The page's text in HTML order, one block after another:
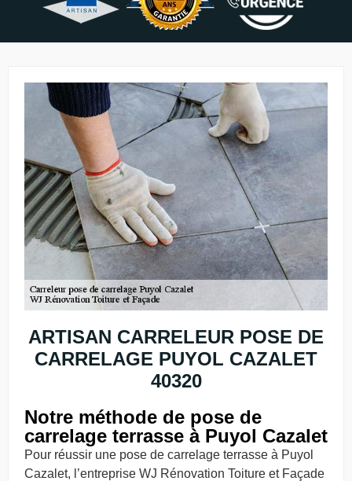
ARTISAN CARRELEUR POSE DE
CARRELAGE PUYOL CAZALET
40320
Notre méthode de pose de
carrelage terrasse à Puyol Cazalet
Pour réussir une pose de carrelage terrasse à Puyol
Cazalet, l’entreprise WJ Rénovation Toiture et Façade